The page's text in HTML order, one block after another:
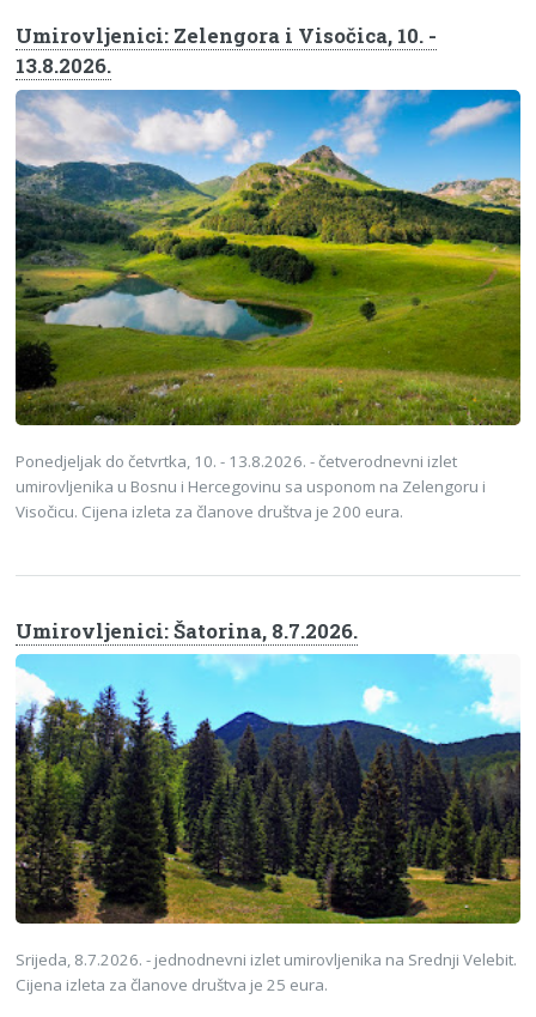
Umirovljenici: Zelengora i Visočica, 10. -
13.8.2026.
Ponedjeljak do četvrtka, 10. - 13.8.2026. - četverodnevni izlet
umirovljenika u Bosnu i Hercegovinu sa usponom na Zelengoru i
Visočicu. Cijena izleta za članove društva je 200 eura.
Umirovljenici: Šatorina, 8.7.2026.
Srijeda, 8.7.2026. - jednodnevni izlet umirovljenika na Srednji Velebit.
Cijena izleta za članove društva je 25 eura.